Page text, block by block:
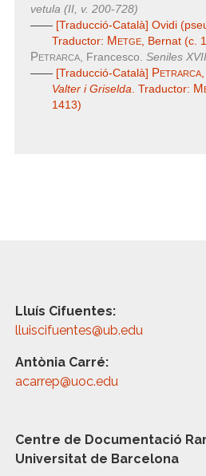
vetula (II, v. 200-728)
—— [Traducció-Català] Ovidi
Traductor: Metge, Bernat (c.
Petrarca, Francesco. Seniles
—— [Traducció-Català] Petrarca
Valter i Griselda. Traductor:
1413)
Lluís Cifuentes:
lluiscifuentes@ub.edu
Antònia Carré:
acarrep@uoc.edu
Centre de Documentació
Universitat de Barcelona